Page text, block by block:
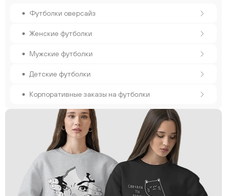
Футболки оверсайз
Женские футболки
Мужские футболки
Детские футболки
Корпоративные заказы на футболки